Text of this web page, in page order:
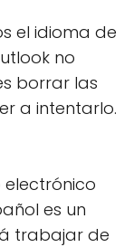
el idioma de
no
borrar las
a intentarlo.
es un
trabajar de